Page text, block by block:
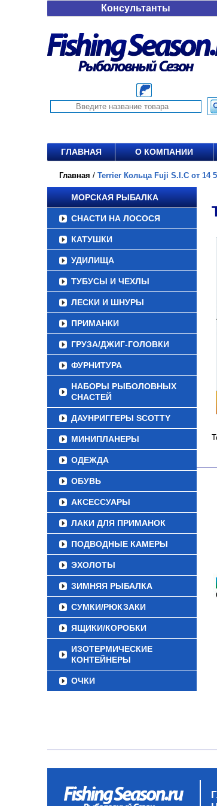
Консультанты
ГЛАВНАЯ О КОМПАНИИ
Главная / Terrier Кольца Fuji S.I.C от 14
МОРСКАЯ РЫБАЛКА
СНАСТИ НА ЛОСОСЯ
КАТУШКИ
УДИЛИЩА
ТУБУСЫ И ЧЕХЛЫ
ЛЕСКИ И ШНУРЫ
ПРИМАНКИ
ГРУЗА/ДЖИГ-ГОЛОВКИ
ФУРНИТУРА
НАБОРЫ РЫБОЛОВНЫХ
СНАСТЕЙ
ДАУНРИГГЕРЫ SCOTTY
МИНИПЛАНЕРЫ
ОДЕЖДА
ОБУВЬ
АКСЕССУАРЫ
ЛАКИ ДЛЯ ПРИМАНОК
ПОДВОДНЫЕ КАМЕРЫ
ЭХОЛОТЫ
ЗИМНЯЯ РЫБАЛКА
СУМКИ/РЮКЗАКИ
ЯЩИКИ/КОРОБКИ
ИЗОТЕРМИЧЕСКИЕ
КОНТЕЙНЕРЫ
ОЧКИ